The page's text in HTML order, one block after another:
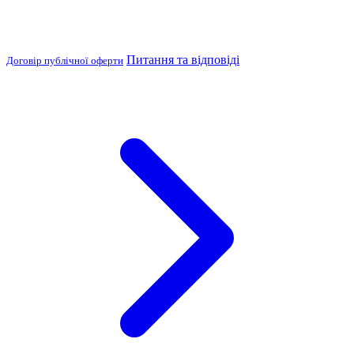
Договір публічної оферти Питання та відповіді